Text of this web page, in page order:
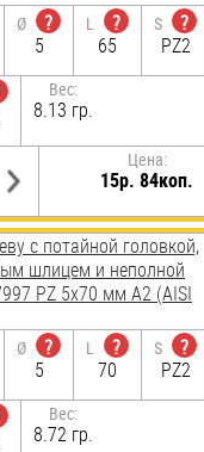
Ø
?
5
L
?
65
S
?
PZ2
Вес:
8.13 гр.
Цена:
15р. 84коп.
с потайной головкой,
шлицем и неполной
PZ 5х70 мм А2 (AISI
Ø
?
5
L
?
70
S
?
PZ2
Вес:
8.72 гр.